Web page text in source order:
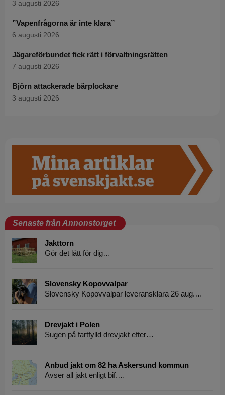
3 augusti 2026
”Vapenfrågorna är inte klara”
6 augusti 2026
Jägareförbundet fick rätt i förvaltningsrätten
7 augusti 2026
Björn attackerade bärplockare
3 augusti 2026
Senaste från Annonstorget
Jakttorn
Gör det lätt för dig…
Slovensky Kopovvalpar
Slovensky Kopovvalpar leveransklara 26 aug.…
Drevjakt i Polen
Sugen på fartfylld drevjakt efter…
Anbud jakt om 82 ha Askersund kommun
Avser all jakt enligt bif.…